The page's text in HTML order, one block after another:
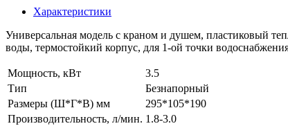
Характеристики
Универсальная модель с краном и душем, пластиковый
воды, термостойкий корпус, для 1-ой точки
Мощность, кВт
3.5
Тип
Безнапорный
Размеры (Ш*Г*В) мм
295*105*190
Производительность, л/мин. 1.8-3.0